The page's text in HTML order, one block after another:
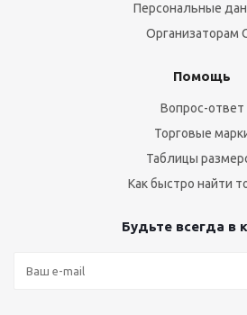
Персональные
Организаторам
Помощь
Вопрос-ответ
Торговые
Таблицы
Как быстро найти
Будьте всегда в